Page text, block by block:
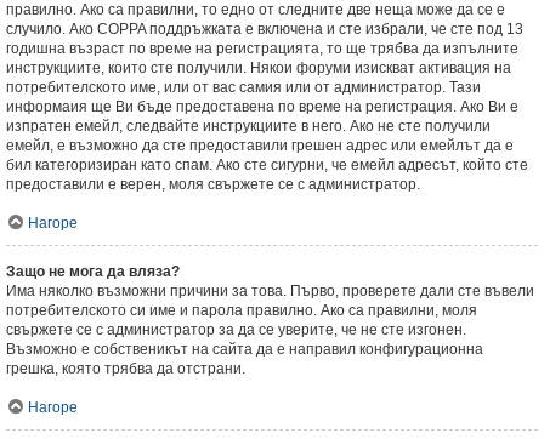
правилно. Ако са правилни, то едно от следните две неща може да се е
случило. Ако COPPA поддръжката е включена и сте избрали, че сте под 13
годишна възраст по време на регистрацията, то ще трябва да изпълните
инструкциите, които сте получили. Някои форуми изискват активация на
потребителското име, или от вас самия или от администратор. Тази
информаия ще Ви бъде предоставена по време на регистрация. Ако Ви е
изпратен емейл, следвайте инструкциите в него. Ако не сте получили
емейл, е възможно да сте предоставили грешен адрес или емейлът да е
бил категоризиран като спам. Ако сте сигурни, че емейл адресът, който сте
предоставили е верен, моля свържете се с администратор.
Нагоре
Защо не мога да вляза?
Има няколко възможни причини за това. Първо, проверете дали сте въвели
потребителското си име и парола правилно. Ако са правилни, моля
свържете се с администратор за да се уверите, че не сте изгонен.
Възможно е собственикът на сайта да е направил конфигурационна
грешка, която трябва да отстрани.
Нагоре